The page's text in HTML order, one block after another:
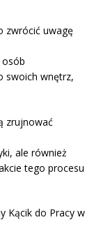
zwrócić uwagę
swoich wnętrz,
zrujnować
ale również
tego procesu
Kącik do Pracy w